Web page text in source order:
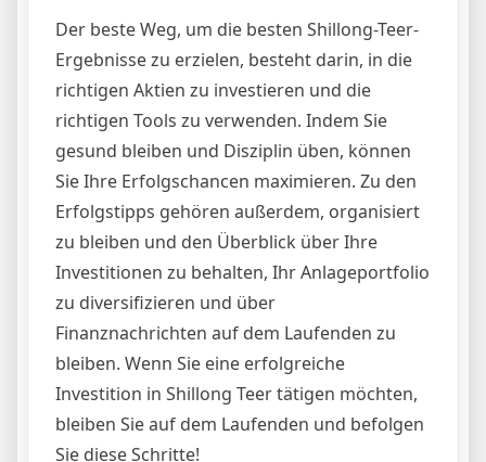
Der beste Weg, um die besten Shillong-Teer-
Ergebnisse zu erzielen, besteht darin, in die
richtigen Aktien zu investieren und die
richtigen Tools zu verwenden. Indem Sie
gesund bleiben und Disziplin üben, können
Sie Ihre Erfolgschancen maximieren. Zu den
Erfolgstipps gehören außerdem, organisiert
zu bleiben und den Überblick über Ihre
Investitionen zu behalten, Ihr Anlageportfolio
zu diversifizieren und über
Finanznachrichten auf dem Laufenden zu
bleiben. Wenn Sie eine erfolgreiche
Investition in Shillong Teer tätigen möchten,
bleiben Sie auf dem Laufenden und befolgen
Sie diese Schritte!